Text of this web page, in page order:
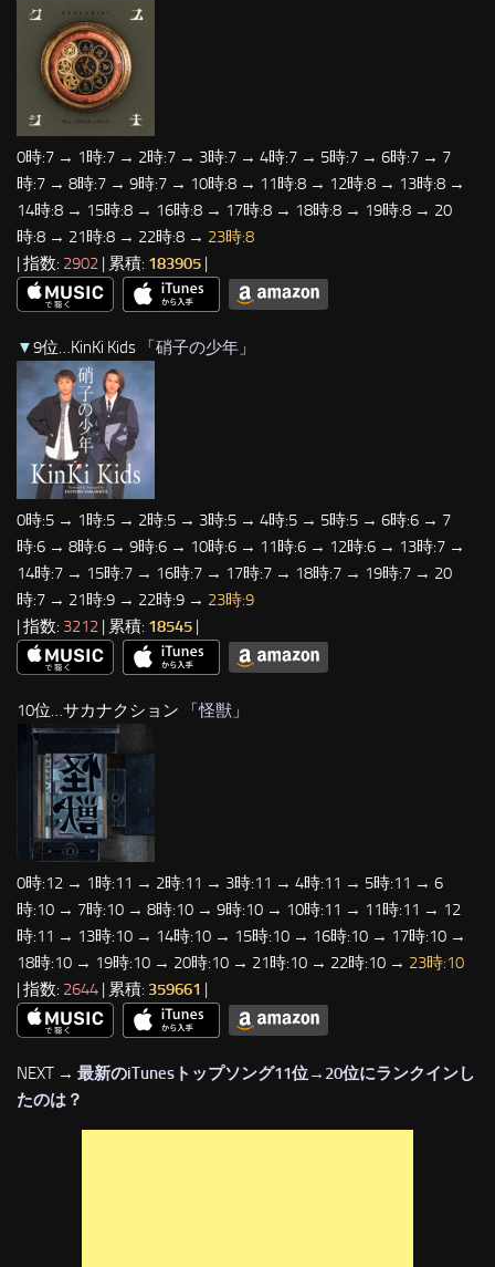
0時:7 → 1時:7 → 2時:7 → 3時:7 → 4時:7 → 5時:7 → 6時:7 → 7
時:7 → 8時:7 → 9時:7 → 10時:8 → 11時:8 → 12時:8 → 13時:8 →
14時:8 → 15時:8 → 16時:8 → 17時:8 → 18時:8 → 19時:8 → 20
時:8 → 21時:8 → 22時:8 → 23時:8
| 指数: 2902 | 累積: 183905 |
▼9位…KinKi Kids 「硝子の少年 」
0時:5 → 1時:5 → 2時:5 → 3時:5 → 4時:5 → 5時:5 → 6時:6 → 7
時:6 → 8時:6 → 9時:6 → 10時:6 → 11時:6 → 12時:6 → 13時:7 →
14時:7 → 15時:7 → 16時:7 → 17時:7 → 18時:7 → 19時:7 → 20
時:7 → 21時:9 → 22時:9 → 23時:9
| 指数: 3212 | 累積: 18545 |
10位…サカナクション 「怪獣 」
0時:12 → 1時:11 → 2時:11 → 3時:11 → 4時:11 → 5時:11 → 6
時:10 → 7時:10 → 8時:10 → 9時:10 → 10時:11 → 11時:11 → 12
時:11 → 13時:10 → 14時:10 → 15時:10 → 16時:10 → 17時:10 →
18時:10 → 19時:10 → 20時:10 → 21時:10 → 22時:10 → 23時:10
| 指数: 2644 | 累積: 359661 |
NEXT → 最新のiTunesトップソング11位→20位にランクインし
たのは？